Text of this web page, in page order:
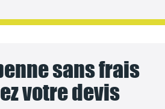
sans frais
votre devis